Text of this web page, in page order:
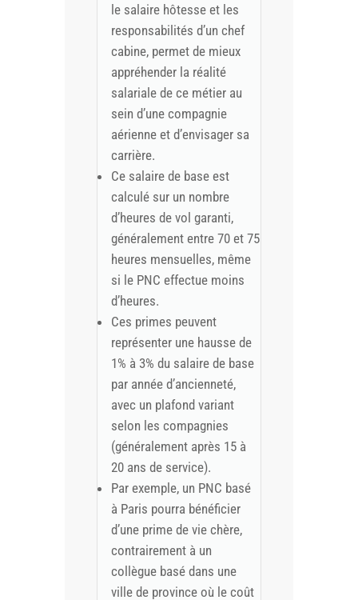
le salaire hôtesse et les
responsabilités d’un chef
cabine, permet de mieux
appréhender la réalité
salariale de ce métier au
sein d’une compagnie
aérienne et d’envisager sa
carrière.
Ce salaire de base est
calculé sur un nombre
d’heures de vol garanti,
généralement entre 70 et 75
heures mensuelles, même
si le PNC effectue moins
d’heures.
Ces primes peuvent
représenter une hausse de
1% à 3% du salaire de base
par année d’ancienneté,
avec un plafond variant
selon les compagnies
(généralement après 15 à
20 ans de service).
Par exemple, un PNC basé
à Paris pourra bénéficier
d’une prime de vie chère,
contrairement à un
collègue basé dans une
ville de province où le coût